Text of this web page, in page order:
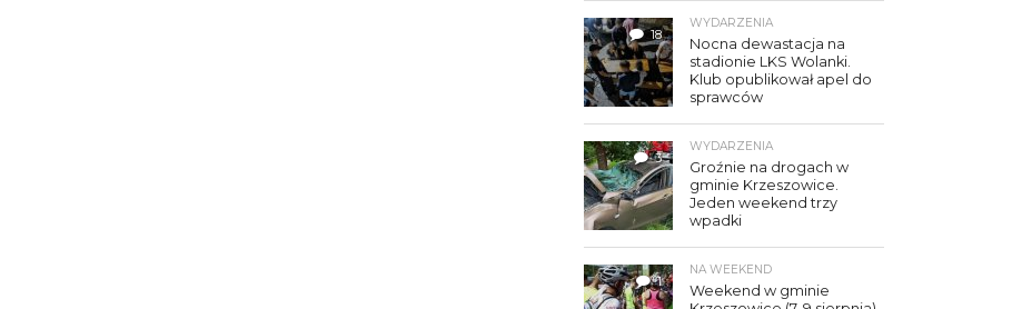
18
WYDARZENIA
Nocna dewastacja na
stadionie LKS Wolanki.
Klub opublikował apel do
sprawców
3
WYDARZENIA
Groźnie na drogach w
gminie Krzeszowice.
Jeden weekend trzy
wpadki
1
NA WEEKEND
Weekend w gminie